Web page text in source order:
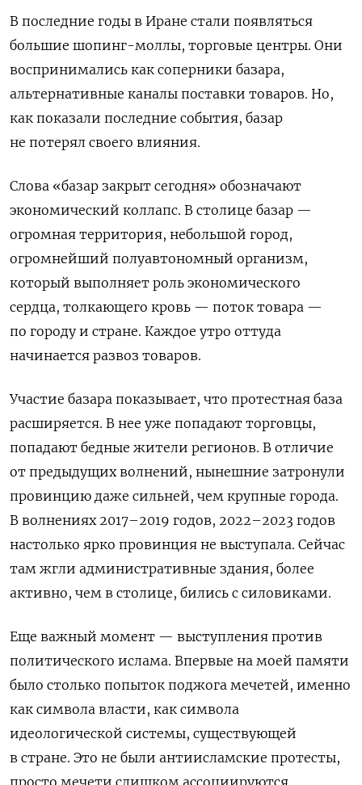
В последние годы в Иране стали появляться
большие шопинг-моллы, торговые центры. Они
воспринимались как соперники базара,
альтернативные каналы поставки товаров. Но,
как показали последние события, базар
не потерял своего влияния.
Слова «базар закрыт сегодня» обозначают
экономический коллапс. В столице базар —
огромная территория, небольшой город,
огромнейший полуавтономный организм,
который выполняет роль экономического
сердца, толкающего кровь — поток товара —
по городу и стране. Каждое утро оттуда
начинается развоз товаров.
Участие базара показывает, что протестная база
расширяется. В нее уже попадают торговцы,
попадают бедные жители регионов. В отличие
от предыдущих волнений, нынешние затронули
провинцию даже сильней, чем крупные города.
В волнениях 2017–2019 годов, 2022–2023 годов
настолько ярко провинция не выступала. Сейчас
там жгли административные здания, более
активно, чем в столице, бились с силовиками.
Еще важный момент — выступления против
политического ислама. Впервые на моей памяти
было столько попыток поджога мечетей, именно
как символа власти, как символа
идеологической системы, существующей
в стране. Это не были антиисламские протесты,
просто мечети слишком ассоциируются